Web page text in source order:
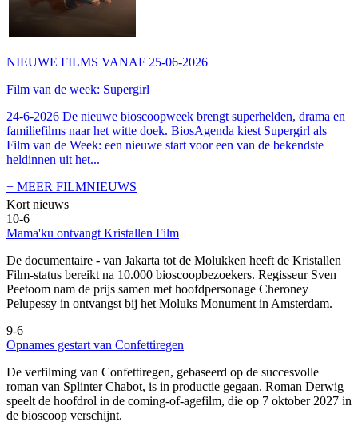
NIEUWE FILMS VANAF 25-06-2026
Film van de week: Supergirl
24-6-2026 De nieuwe bioscoopweek brengt superhelden, drama en
familiefilms naar het witte doek. BiosAgenda kiest Supergirl als
Film van de Week: een nieuwe start voor een van de bekendste
heldinnen uit het...
+ MEER FILMNIEUWS
Kort nieuws
10-6
Mama'ku ontvangt Kristallen Film
De documentaire - van Jakarta tot de Molukken heeft de Kristallen
Film-status bereikt na 10.000 bioscoopbezoekers. Regisseur Sven
Peetoom nam de prijs samen met hoofdpersonage Cheroney
Pelupessy in ontvangst bij het Moluks Monument in Amsterdam.
9-6
Opnames gestart van Confettiregen
De verfilming van Confettiregen, gebaseerd op de succesvolle
roman van Splinter Chabot, is in productie gegaan. Roman Derwig
speelt de hoofdrol in de coming-of-agefilm, die op 7 oktober 2027 in
de bioscoop verschijnt.